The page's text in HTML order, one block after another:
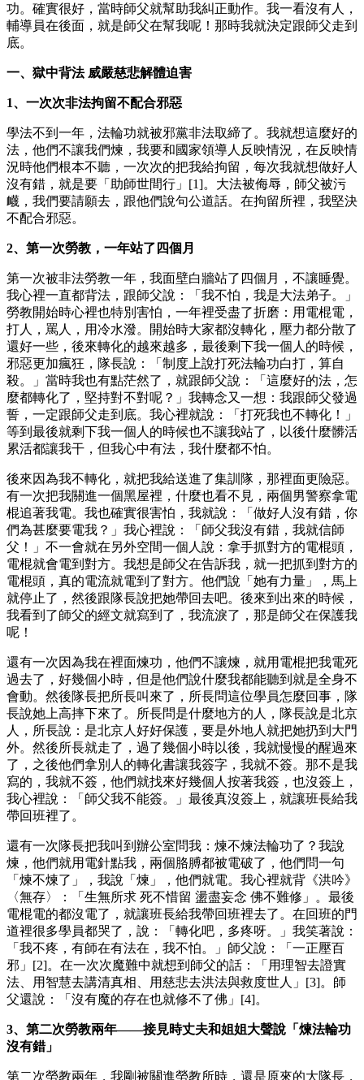
功。確實很好，當時師父就幫助我糾正動作。我一看沒有人，
輔導員在後面，就是師父在幫我呢！那時我就決定跟師父走到
底。
一、獄中背法 威嚴慈悲解體迫害
1、一次次非法拘留不配合邪惡
學法不到一年，法輪功就被邪黨非法取締了。我就想這麼好的
法，他們不讓我們煉，我要和國家領導人反映情況，在反映情
況時他們根本不聽，一次次的把我給拘留，每次我就想做好人
沒有錯，就是要「助師世間行」[1]。大法被侮辱，師父被污
衊，我們要請願去，跟他們說句公道話。在拘留所裡，我堅決
不配合邪惡。
2、第一次勞教，一年站了四個月
第一次被非法勞教一年，我面壁白牆站了四個月，不讓睡覺。
我心裡一直都背法，跟師父說：「我不怕，我是大法弟子。」
勞教開始時心裡也特別害怕，一年裡受盡了折磨：用電棍電，
打人，罵人，用冷水潑。開始時大家都沒轉化，壓力都分散了
還好一些，後來轉化的越來越多，最後剩下我一個人的時候，
邪惡更加瘋狂，隊長說：「制度上說打死法輪功白打，算自
殺。」當時我也有點茫然了，就跟師父說：「這麼好的法，怎
麼都轉化了，堅持對不對呢？」我轉念又一想：我跟師父發過
誓，一定跟師父走到底。我心裡就說：「打死我也不轉化！」
等到最後就剩下我一個人的時候也不讓我站了，以後什麼髒活
累活都讓我干，但我心中有法，我什麼都不怕。
後來因為我不轉化，就把我給送進了集訓隊，那裡面更險惡。
有一次把我關進一個黑屋裡，什麼也看不見，兩個男警察拿電
棍追著我電。我也確實很害怕，我就說：「做好人沒有錯，你
們為甚麼要電我？」我心裡說：「師父我沒有錯，我就信師
父！」不一會就在另外空間一個人說：拿手抓對方的電棍頭，
電棍就會電到對方。我想是師父在告訴我，就一把抓到對方的
電棍頭，真的電流就電到了對方。他們說「她有力量」，馬上
就停止了，然後跟隊長說把她帶回去吧。後來到出來的時候，
我看到了師父的經文就寫到了，我流淚了，那是師父在保護我
呢！
還有一次因為我在裡面煉功，他們不讓煉，就用電棍把我電死
過去了，好幾個小時，但是他們說什麼我都能聽到就是全身不
會動。然後隊長把所長叫來了，所長問這位學員怎麼回事，隊
長說她上高摔下來了。所長問是什麼地方的人，隊長說是北京
人，所長說：是北京人好好保護，要是外地人就把她扔到大門
外。然後所長就走了，過了幾個小時以後，我就慢慢的醒過來
了，之後他們拿別人的轉化書讓我簽字，我就不簽。那不是我
寫的，我就不簽，他們就找來好幾個人按著我簽，也沒簽上，
我心裡說：「師父我不能簽。」最後真沒簽上，就讓班長給我
帶回班裡了。
還有一次隊長把我叫到辦公室問我：煉不煉法輪功了？我說
煉，他們就用電針點我，兩個胳膊都被電破了，他們問一句
「煉不煉了」，我說「煉」，他們就電。我心裡就背《洪吟》
〈無存〉：「生無所求 死不惜留 盪盡妄念 佛不難修」。最後
電棍電的都沒電了，就讓班長給我帶回班裡去了。在回班的門
道裡很多學員都哭了，說：「轉化吧，多疼呀。」我笑著說：
「我不疼，有師在有法在，我不怕。」師父說：「一正壓百
邪」[2]。在一次次魔難中就想到師父的話：「用理智去證實
法、用智慧去講清真相、用慈悲去洪法與救度世人」[3]。師
父還說：「沒有魔的存在也就修不了佛」[4]。
3、第二次勞教兩年——接見時丈夫和姐姐大聲說「煉法輪功
沒有錯」
第二次勞教兩年，我剛被關進勞教所時，還是原來的大隊長，